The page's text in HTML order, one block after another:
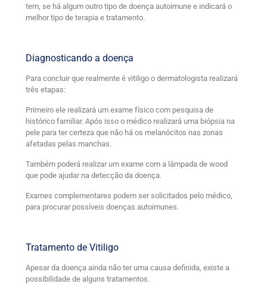
tem, se há algum outro tipo de doença autoimune e indicará o
melhor tipo de terapia e tratamento.
Diagnosticando a doença
Para concluir que realmente é vitiligo o dermatologista realizará
três etapas:
Primeiro ele realizará um exame físico com pesquisa de
histórico familiar. Após isso o médico realizará uma biópsia na
pele para ter certeza que não há os melanócitos nas zonas
afetadas pelas manchas.
Também poderá realizar um exame com a lâmpada de wood
que pode ajudar na detecção da doença.
Exames complementares podem ser solicitados pelo médico,
para procurar possíveis doenças autoimunes.
Tratamento de Vitiligo
Apesar da doença ainda não ter uma causa definida, existe a
possibilidade de alguns tratamentos.